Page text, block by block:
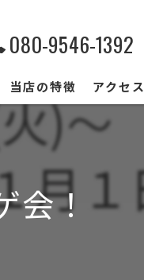
080-9546-1392
当店の特徴
初心者
おしゃれ
デート
アクセス
！